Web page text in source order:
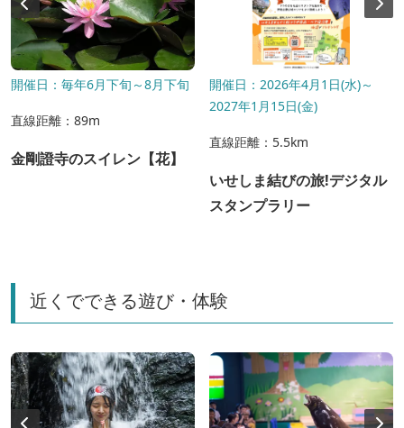
開催日：毎年6月下旬～8月下旬
直線距離：89m
金剛證寺のスイレン【花】
開催日：2026年4月1日(水)～
2027年1月15日(金)
直線距離：5.5km
いせしま結びの旅!デジタル
スタンプラリー
近くでできる遊び・体験